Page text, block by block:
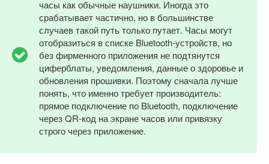
часы как обычные наушники. Иногда это
срабатывает частично, но в большинстве
случаев такой путь только путает. Часы могут
отобразиться в списке Bluetooth-устройств, но
без фирменного приложения не подтянутся
циферблаты, уведомления, данные о здоровье и
обновления прошивки. Поэтому сначала лучше
понять, что именно требует производитель:
прямое подключение по Bluetooth, подключение
через QR-код на экране часов или привязку
строго через приложение.